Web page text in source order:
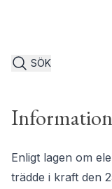
SÖK
Enligt lagen om
trädde i kraft den